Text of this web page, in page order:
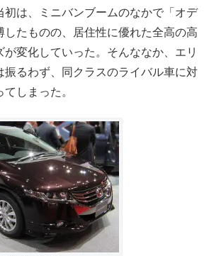
初は、ミニバンブームのなかで「オデ
したものの、居住性に優れた全高の高
が変化していった。そんななか、エリ
振るわず、同クラスのライバル車に対
しまった。